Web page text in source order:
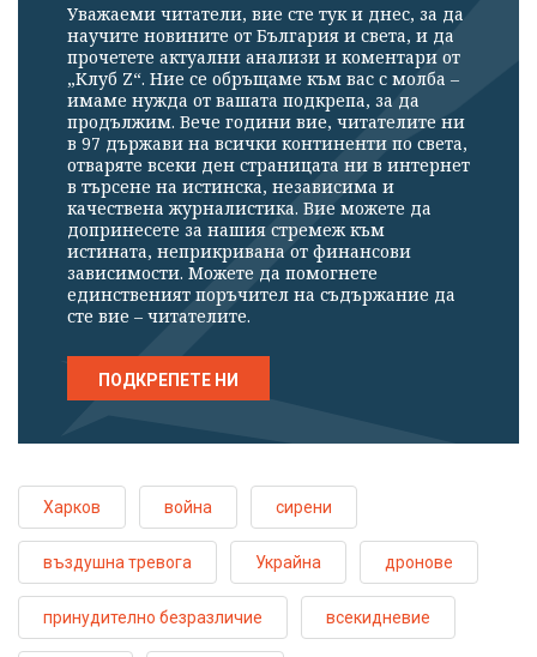
Уважаеми читатели, вие сте тук и днес, за да
научите новините от България и света, и да
прочетете актуални анализи и коментари от
„Клуб Z“. Ние се обръщаме към вас с молба –
имаме нужда от вашата подкрепа, за да
продължим. Вече години вие, читателите ни
в 97 държави на всички континенти по света,
отваряте всеки ден страницата ни в интернет
в търсене на истинска, независима и
качествена журналистика. Вие можете да
допринесете за нашия стремеж към
истината, неприкривана от финансови
зависимости. Можете да помогнете
единственият поръчител на съдържание да
сте вие – читателите.
ПОДКРЕПЕТЕ НИ
Харков война сирени
въздушна тревога Украйна дронове
принудително безразличие всекидневие